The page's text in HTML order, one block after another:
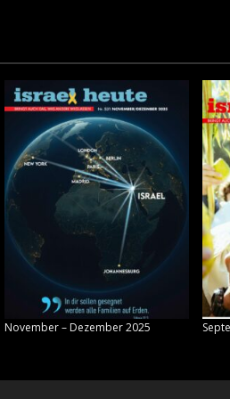
November – Dezember 2025